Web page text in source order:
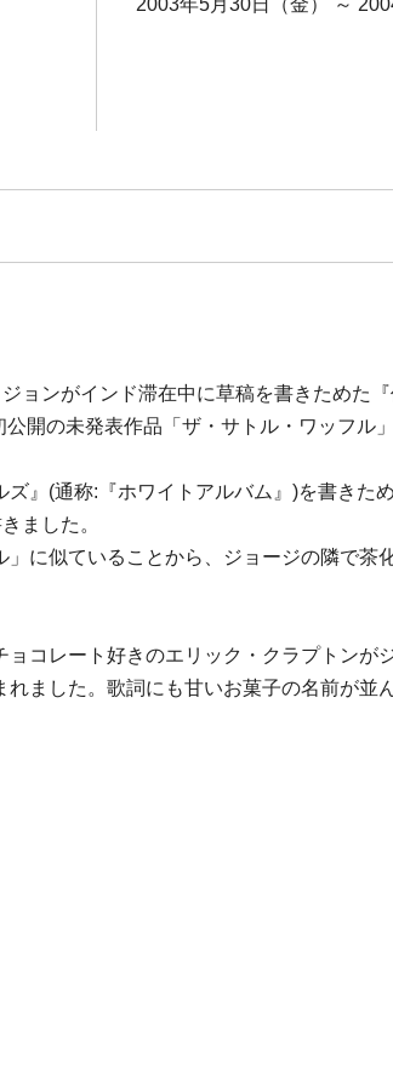
2003年5月30日（金） ～
ョンがインド滞在中に草稿を書きためた
開の未発表作品「ザ・サトル・ワッフル」
』(通称:『ホワイトアルバム』)を書きた
ました。
に似ていることから、ジョージの隣で茶
コレート好きのエリック・クラプトンが
ました。歌詞にも甘いお菓子の名前が並